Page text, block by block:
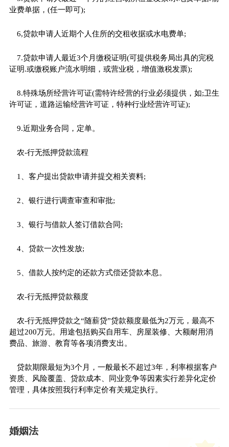
业费单据，(任一即可);
6,贷款申请人近期个人住所的交租收据或水电费单;
7.贷款申请人最近3个月缴税证明(可提供税务局出具的完税
证明.或缴税账户流水明细，或营业税，增值激税发票);
8.特殊场所经营许可证(需特许经营的行业必须提供，如;卫生
许可证，道路运输经营许可证，特种行业经营许可证);
9.近期业务合同，定单。
农-行无抵押贷款流程
1、客户提出贷款申请并提交相关资料;
2、银行进行调查审查和审批;
3、银行与借款人签订借款合同;
4、贷款一次性发放;
5、借款人按约定的还款方式偿还贷款本息。
农-行无抵押贷款额度
农-行无抵押贷款之“随薪贷”贷款额度最低为2万元，最高不
超过200万元。用途包括购买自用车、房屋装修、大额耐用消
费品、旅游、教育等各项消费支出。
贷款期限最短为3个月，一般最长不超过3年，利率根据客户
资质、风险覆盖、贷款成本、同业竞争等因素实行差异化定价
管理，具体按照我行利率定价有关规定执行。
婚姻法